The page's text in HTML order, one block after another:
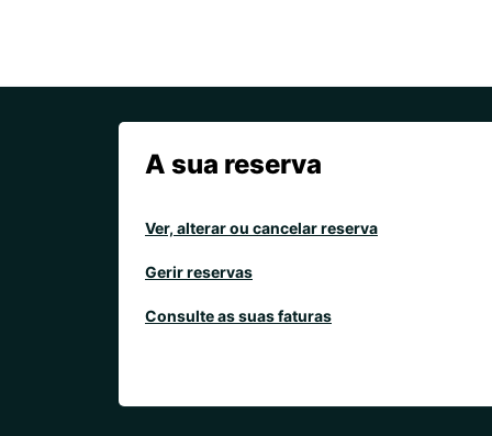
A sua reserva
Ver, alterar ou cancelar reserva
Gerir reservas
Consulte as suas faturas